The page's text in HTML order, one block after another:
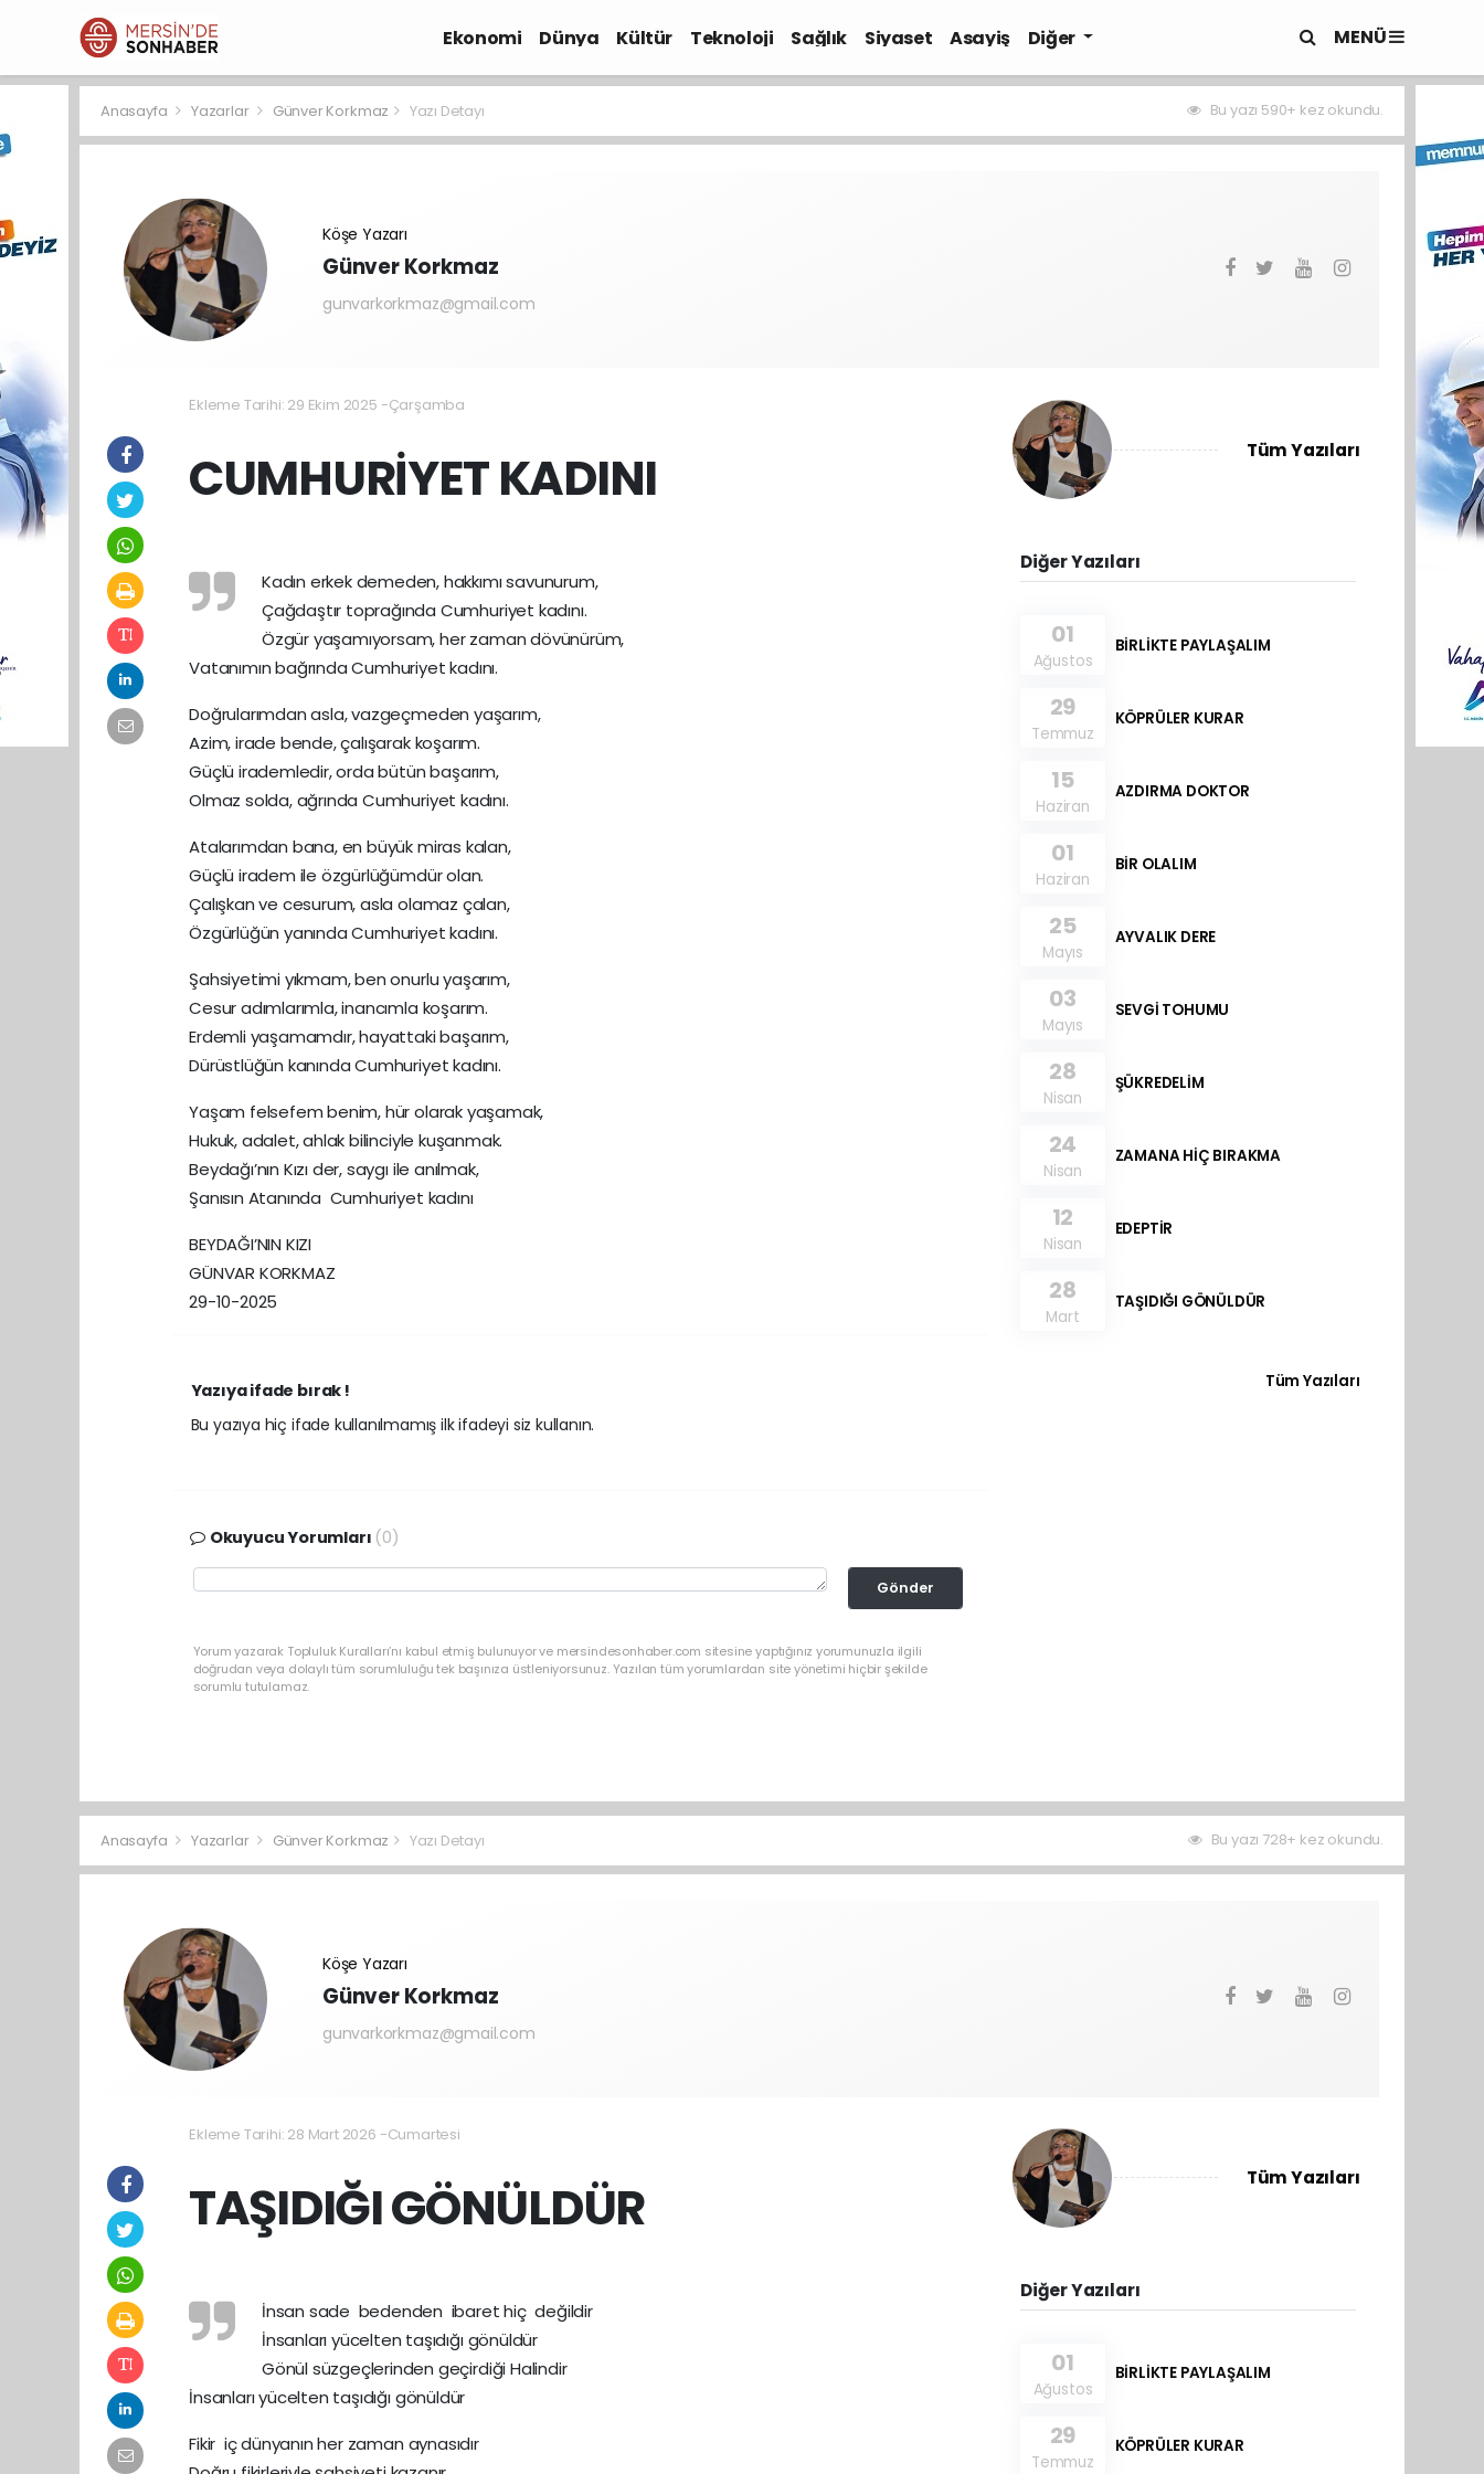
Ekonomi Dünya Kültür Teknoloji Sağlık Siyaset Asayiş Diğer MENÜ
Anasayfa Yazarlar Günver Korkmaz Yazı Detayı Bu yazı 590+ kez okundu.
Köşe Yazarı
Günver Korkmaz
gunvarkorkmaz@gmail.com
Ekleme Tarihi: 29 Ekim 2025 -Çarşamba
CUMHURİYET KADINI
Kadın erkek demeden, hakkımı savunurum,
Çağdaştır toprağında Cumhuriyet kadını.
Özgür yaşamıyorsam, her zaman dövünürüm,
Vatanımın bağrında Cumhuriyet kadını.
Doğrularımdan asla, vazgeçmeden yaşarım,
Azim, irade bende, çalışarak koşarım.
Güçlü irademledir, orda bütün başarım,
Olmaz solda, ağrında Cumhuriyet kadını.
Atalarımdan bana, en büyük miras kalan,
Güçlü iradem ile özgürlüğümdür olan.
Çalışkan ve cesurum, asla olamaz çalan,
Özgürlüğün yanında Cumhuriyet kadını.
Şahsiyetimi yıkmam, ben onurlu yaşarım,
Cesur adımlarımla, inancımla koşarım.
Erdemli yaşamamdır, hayattaki başarım,
Dürüstlüğün kanında Cumhuriyet kadını.
Yaşam felsefem benim, hür olarak yaşamak,
Hukuk, adalet, ahlak bilinciyle kuşanmak.
Beydağı’nın Kızı der, saygı ile anılmak,
Şanısın Atanında Cumhuriyet kadını
BEYDAĞI’NIN KIZI
GÜNVAR KORKMAZ
29-10-2025
Yazıya ifade bırak !
Bu yazıya hiç ifade kullanılmamış ilk ifadeyi siz kullanın.
Okuyucu Yorumları (0)
Gönder
Yorum yazarak Topluluk Kuralları’nı kabul etmiş bulunuyor ve mersindesonhaber.com sitesine yaptığınız yorumunuzla ilgili
doğrudan veya dolaylı tüm sorumluluğu tek başınıza üstleniyorsunuz. Yazılan tüm yorumlardan site yönetimi hiçbir şekilde
sorumlu tutulamaz.
Tüm Yazıları
Diğer Yazıları
01
Ağustos
BİRLİKTE PAYLAŞALIM
29
Temmuz
KÖPRÜLER KURAR
15
Haziran
AZDIRMA DOKTOR
01
Haziran
BİR OLALIM
25
Mayıs
AYVALIK DERE
03
Mayıs
SEVGİ TOHUMU
28
Nisan
ŞÜKREDELİM
24
Nisan
ZAMANA HİÇ BIRAKMA
12
Nisan
EDEPTİR
28
Mart
TAŞIDIĞI GÖNÜLDÜR
Tüm Yazıları
Anasayfa Yazarlar Günver Korkmaz Yazı Detayı Bu yazı 728+ kez okundu.
Köşe Yazarı
Günver Korkmaz
gunvarkorkmaz@gmail.com
Ekleme Tarihi: 28 Mart 2026 -Cumartesi
TAŞIDIĞI GÖNÜLDÜR
İnsan sade bedenden ibaret hiç değildir
İnsanları yücelten taşıdığı gönüldür
Gönül süzgeçlerinden geçirdiği Halindir
İnsanları yücelten taşıdığı gönüldür
Fikir iç dünyanın her zaman aynasıdır
Tüm Yazıları
Diğer Yazıları
01
Ağustos
BİRLİKTE PAYLAŞALIM
29
Temmuz
KÖPRÜLER KURAR